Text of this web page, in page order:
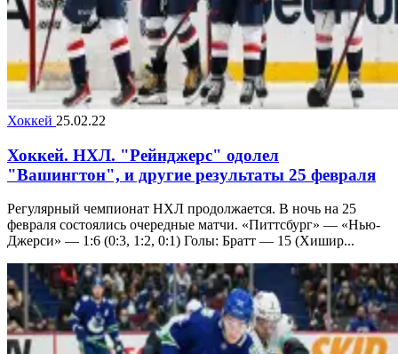
Хоккей 25.02.22
Хоккей. НХЛ. "Рейнджерс" одолел
"Вашингтон", и другие результаты 25 февраля
Регулярный чемпионат НХЛ продолжается. В ночь на 25
февраля состоялись очередные матчи. «Питтсбург» — «Нью-
Джерси» — 1:6 (0:3, 1:2, 0:1) Голы: Братт — 15 (Хишир...